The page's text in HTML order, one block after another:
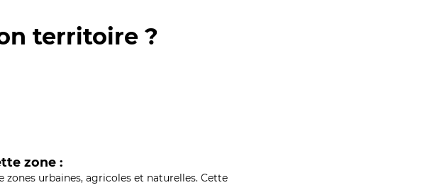
territoire ?
zone :
urbaines, agricoles et naturelles. Cette